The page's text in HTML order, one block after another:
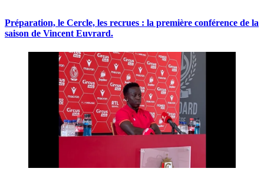
Préparation, le Cercle, les recrues : la première conférence de la
saison de Vincent Euvrard.